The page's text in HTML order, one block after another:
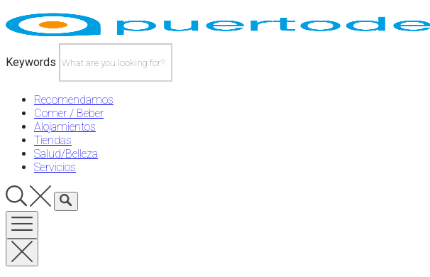
Skip
to
content
Keywords
Recomendamos
Comer / Beber
Alojamientos
Tiendas
Salud/Belleza
Servicios